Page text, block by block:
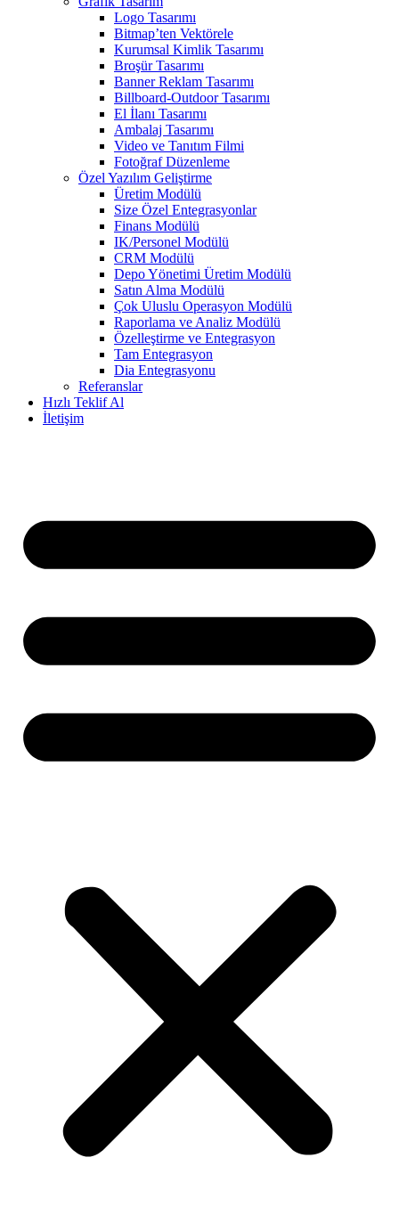
Logo Tasarımı
Bitmap’ten Vektörele
Kurumsal Kimlik Tasarımı
Broşür Tasarımı
Banner Reklam Tasarımı
Billboard-Outdoor Tasarımı
El İlanı Tasarımı
Ambalaj Tasarımı
Video ve Tanıtım Filmi
Fotoğraf Düzenleme
Özel Yazılım Geliştirme
Üretim Modülü
Size Özel Entegrasyonlar
Finans Modülü
IK/Personel Modülü
CRM Modülü
Depo Yönetimi Üretim Modülü
Satın Alma Modülü
Çok Uluslu Operasyon Modülü
Raporlama ve Analiz Modülü
Özelleştirme ve Entegrasyon
Tam Entegrasyon
Dia Entegrasyonu
Referanslar
Hızlı Teklif Al
İletişim